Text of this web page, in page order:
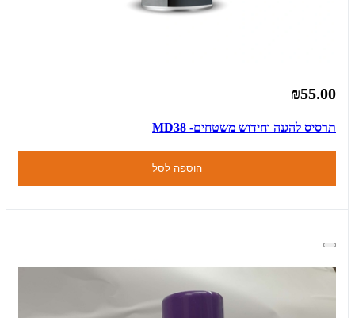
₪55.00
תרסיס להגנה וחידוש משטחים- MD38
הוספה לסל